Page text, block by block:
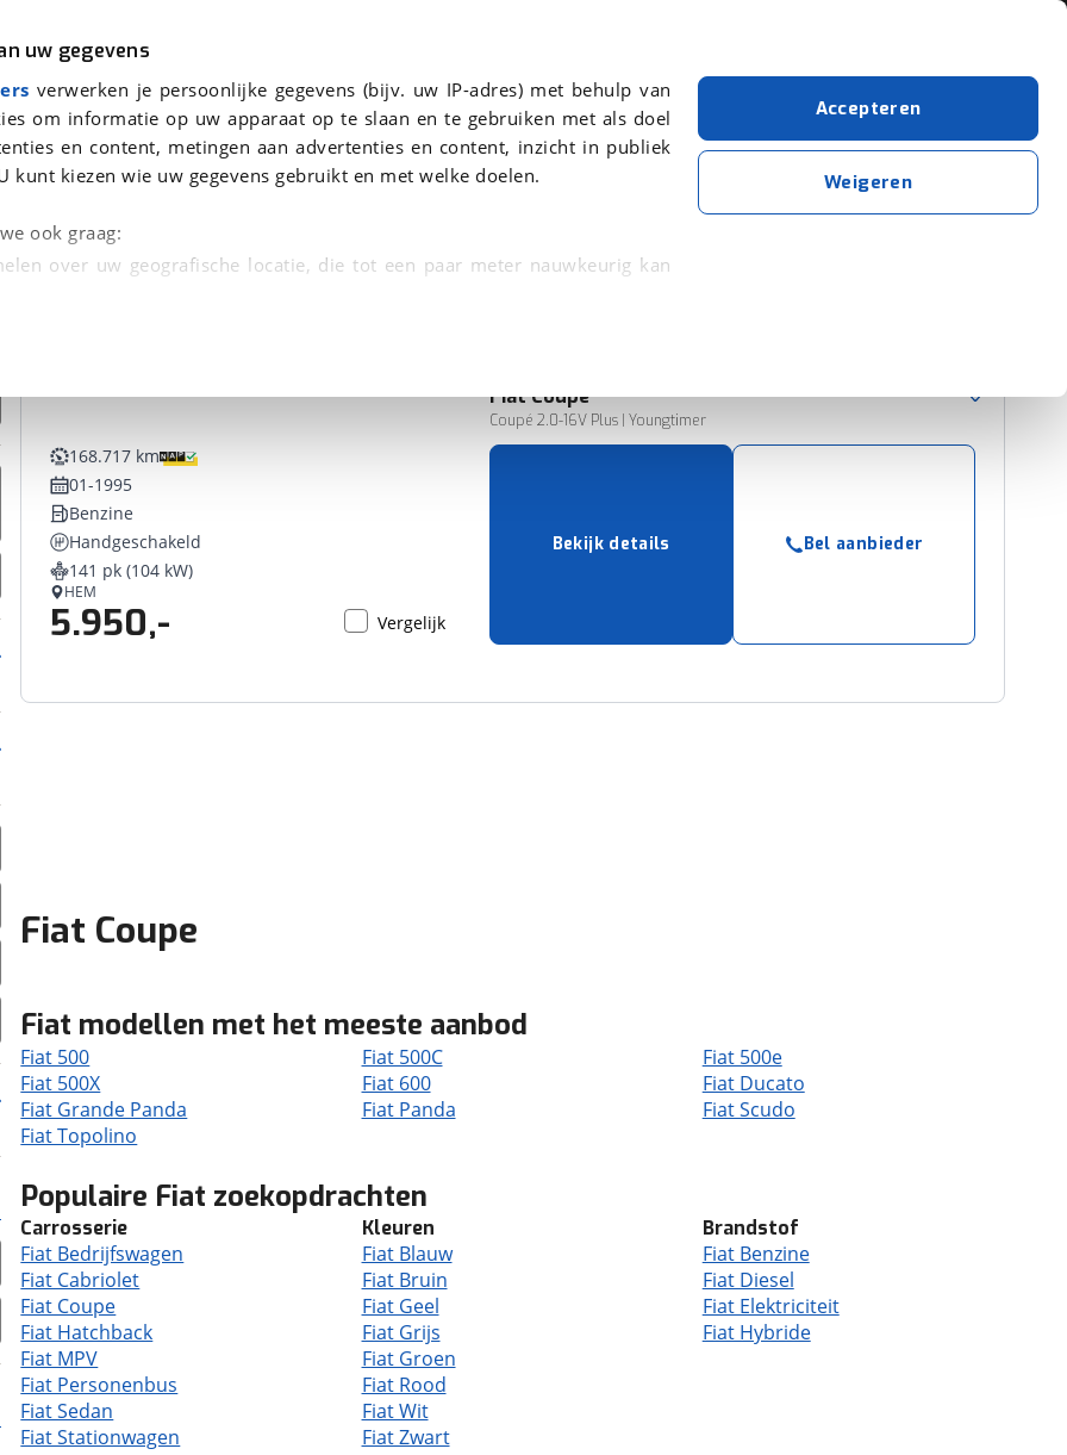
uw gegevens
verwerken je persoonlijke gegevens (bijv. uw IP-adres) met behulp van
om informatie op uw apparaat op te slaan en te gebruiken met als doel
en content, metingen aan advertenties en content, inzicht in publiek
kunt kiezen wie uw gegevens gebruikt en met welke doelen.
ook graag:
over uw geografische locatie, die tot een paar meter nauwkeurig kan
uw toestemming op elk moment wijzigen of intrekken in de
technieken zorgen we voor een betere en meer persoonlijke ervaring.
ervoor dat de website goed werkt. Ook gebruiken we analytische cookies
We tonen je graag relevante advertenties en gebruiken daarvoor
op en buiten onze website volgt – uiteraard op anonieme basis. Meer
en privacyverklaring
. Als je weigert, plaatsen we alleen functionele
cookies. Je voorkeuren kun je later altijd aanpassen via de
Accepteren
Weigeren
FiatCoupe
Coupé 2.0-16V Plus | Youngtimer
168.717 km
01-1995
Benzine
Handgeschakeld
141 pk (104 kW)
HEM
5.950,- Vergelijk
Bekijk details Bel aanbieder
Fiat Coupe
Fiat modellen met het meeste aanbod
Fiat 500 Fiat 500C
Fiat 500e
Fiat 500X
Fiat 600
Fiat Ducato
Fiat Grande Panda
Fiat Panda
Fiat Scudo
Fiat Topolino
Populaire Fiat zoekopdrachten
Carrosserie
Fiat Bedrijfswagen
Fiat Cabriolet
Fiat Coupe
Fiat Hatchback
Fiat MPV
Fiat Personenbus
Fiat Sedan
Fiat Stationwagen
Kleuren
Fiat Blauw
Fiat Bruin
Fiat Geel
Fiat Grijs
Fiat Groen
Fiat Rood
Fiat Wit
Fiat Zwart
Brandstof
Fiat Benzine
Fiat Diesel
Fiat Elektriciteit
Fiat Hybride